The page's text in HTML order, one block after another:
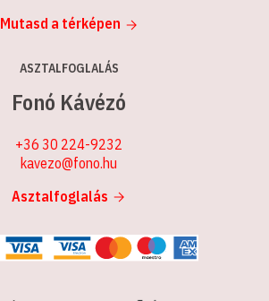
Mutasd a térképen
ASZTALFOGLALÁS
Fonó Kávézó
+36 30 224-9232
kavezo@fono.hu
Asztalfoglalás